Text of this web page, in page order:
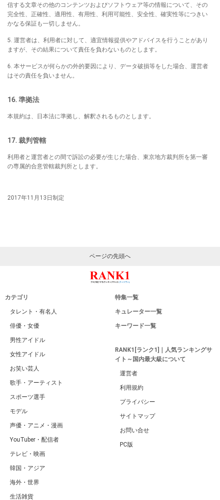
信する文章その他のコンテンツおよびソフトウェア等の情報について、その
完全性、正確性、適用性、有用性、利用可能性、安全性、確実性等につきい
かなる保証も一切しません。
5. 運営者は、利用者に対して、適宜情報提供やアドバイスを行うことがあり
ますが、その結果について責任を負わないものとします。
6. 本サービスが何らかの外的要因により、データ破損等をした場合、運営者
はその責任を負いません。
16. 準拠法
本規約は、日本法に準拠し、解釈されるものとします。
17. 裁判管轄
利用者と運営者との間で訴訟の必要が生じた場合、東京地方裁判所を第一審
の専属的合意管轄裁判所とします。
2017年11月13日制定
ページの先頭へ
カテゴリ
タレント・有名人
俳優・女優
男性アイドル
女性アイドル
お笑い芸人
歌手・アーティスト
スポーツ選手
モデル
声優・アニメ・漫画
YouTuber・配信者
テレビ・映画
韓国・アジア
海外・世界
生活雑貨
特集一覧
キュレーター一覧
キーワード一覧
RANK1[ランク1]｜人気ランキングサ
イト～国内最大級について
運営者
利用規約
プライバシー
サイトマップ
お問い合せ
PC版